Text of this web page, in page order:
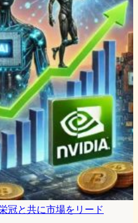
冠と共に市場をリード